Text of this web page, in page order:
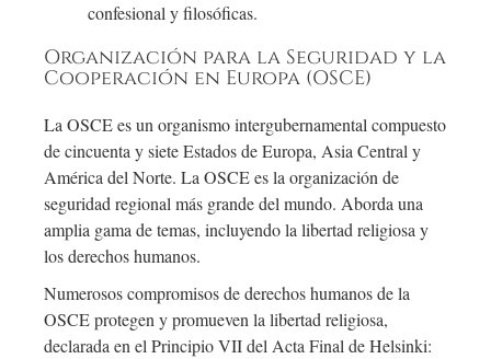
confesional y filosóficas.
Organización para la Seguridad y la
Cooperación en Europa (OSCE)
La OSCE es un organismo intergubernamental compuesto
de cincuenta y siete Estados de Europa, Asia Central y
América del Norte. La OSCE es la organización de
seguridad regional más grande del mundo. Aborda una
amplia gama de temas, incluyendo la libertad religiosa y
los derechos humanos.
Numerosos compromisos de derechos humanos de la
OSCE protegen y promueven la libertad religiosa,
declarada en el Principio VII del Acta Final de Helsinki: